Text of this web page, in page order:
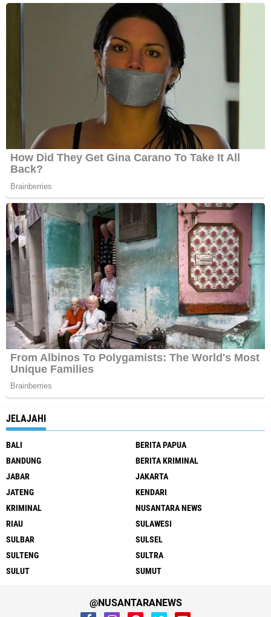
JELAJAHI
BALI
BERITA PAPUA
BANDUNG
BERITA KRIMINAL
JABAR
JAKARTA
JATENG
KENDARI
KRIMINAL
NUSANTARA NEWS
RIAU
SULAWESI
SULBAR
SULSEL
SULTENG
SULTRA
SULUT
SUMUT
@NUSANTARANEWS